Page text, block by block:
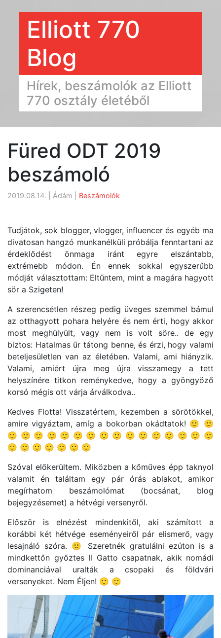
Elliott 770
Blog
Hírek, beszámolók az Elliott
770 osztály életéből
Füred ODT 2019
beszámoló
2019.08.14. | Ádám | Beszámolók
Tudjátok, sok blogger, vlogger, influencer és egyéb ma
divatosan hangzó munkanélküli próbálja fenntartani az
érdeklődést önmaga iránt egyre elszántabb,
extrémebb módon. Én ennek sokkal egyszerűbb
módját választottam: Eltűntem, mint a magára hagyott
sör a Szigeten!
A szerencsétlen részeg pedig üveges szemmel bámul
az otthagyott pohara helyére és nem érti, hogy akkor
most meghülyült, vagy nem is volt söre.. de egy
biztos: Hatalmas űr tátong benne, és érzi, hogy valami
beteljesületlen van az életében. Valami, ami hiányzik.
Valami, amiért újra meg újra visszamegy a tett
helyszínére titkon reménykedve, hogy a gyöngyöző
korsó mégis ott várja árválkodva..
Kedves Flotta! Visszatértem, kezemben a sörötökkel,
amire vigyáztam, amíg a bokorban okádtatok! 🙂 🙂
🙂 🙂 🙂 🙂 🙂 🙂 🙂 🙂 🙂 🙂 🙂 🙂 🙂 🙂 🙂 🙂
🙂 🙂 🙂 🙂 🙂 🙂 🙂
Szóval előkerültem. Miközben a kőműves épp taknyol
valamit én találtam egy pár órás ablakot, amikor
megírhatom beszámolómat (bocsánat, blog
bejegyzésemet) a hétvégi versenyről.
Először is elnézést mindenkitől, aki számított a
korábbi két hétvége eseményeiről pár elismerő, vagy
lesajnáló szóra. 🙂 Szeretnék gratulálni ezúton is a
mindkettőn győztes Il Gatto csapatnak, akik nomádi
dominanciával uralták a csopaki és földvári
versenyeket. Nem Éljen! 🙂 🙂